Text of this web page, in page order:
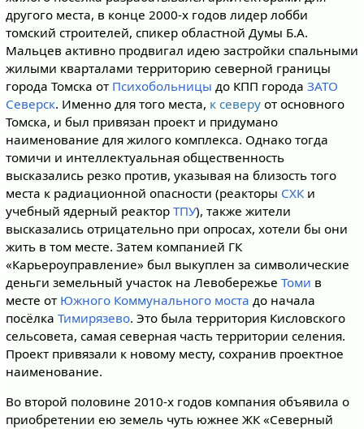
другого места, в конце 2000-х годов лидер лобби
томский строителей, спикер областной Думы Б.А.
Мальцев активно продвигал идею застройки спальными
жилыми кварталами территорию северной границы
города Томска от Психобольницы до КПП города ЗАТО
Северск. Именно для того места, к северуот основного
Томска, и был привязан проект и придумано
наименование для жилого комплекса. Однако тогда
томичи и интеллектуальная общественность
высказались резко против, указывая на близость того
места к радиационной опасности (реакторы СХКи
учебный ядерный реактор ТПУ), также жители
высказались отрицательно при опросах, хотели бы они
жить в том месте. Затем компанией ГК
«Карьероуправление» был выкуплен за символические
деньги земельный участок на Левобережье Томи в
месте от Южного Коммунального моста до начала
посёлка Тимирязево. Это была территория Кисловского
сельсовета, самая северная часть территории селения.
Проект привязали к новому месту, сохранив проектное
наименование.
Во второй половине 2010-х годов компания объявила о
приобретении ею земель чуть южнее ЖК «Северный